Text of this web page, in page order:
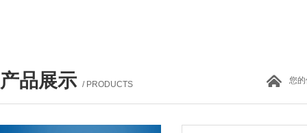
产品展示 / PRODUCTS 您